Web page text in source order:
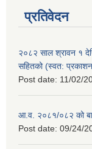
प्रतिवेदन
२०८२ साल श्रावन १
सहितको (स्वत:
Post date: 11/02/
आ.व. २०८१/०८२ को
Post date: 09/24/